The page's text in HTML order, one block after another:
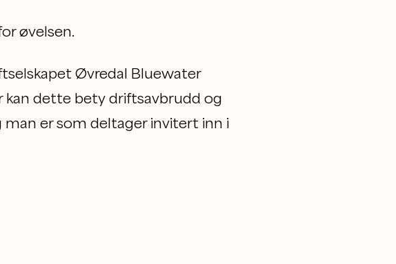
øvelsen.
Øvredal Bluewater
kan dette bety driftsavbrudd og
er som deltager invitert inn i